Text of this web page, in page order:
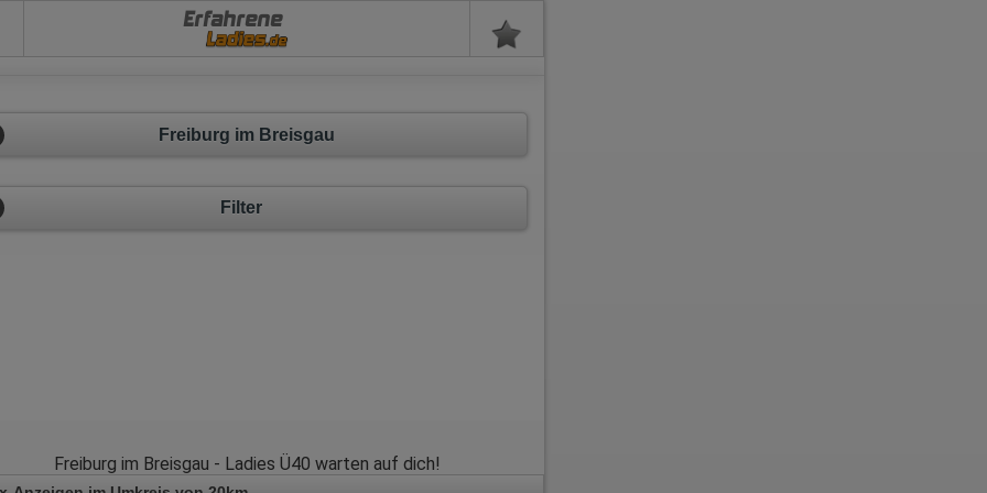
Erfahrene
Freiburg im Breisgau
Filter
Freiburg im Breisgau - Ladies Ü40 warten auf dich!